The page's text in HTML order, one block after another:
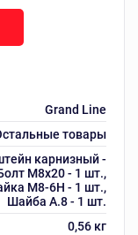
Grand Line
товары
карнизный -
М8х20 - 1 шт.,
М8-6Н - 1 шт.,
Шайба А.8 - 1 шт.
0,56 кг